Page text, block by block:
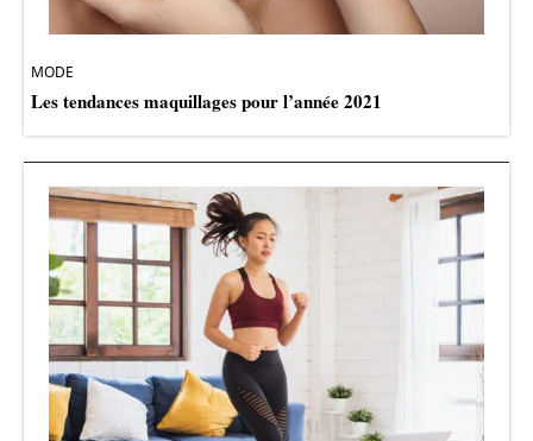
MODE
Les tendances maquillages pour l’année 2021